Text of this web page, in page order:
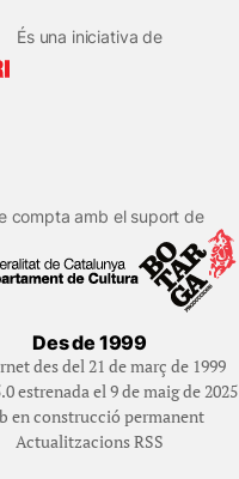
És una iniciativa de
compta amb el suport de
Des de 1999
des del 21 de març de 1999
estrenada el 9 de maig de 2025
en construcció permanent
Actualitzacions RSS